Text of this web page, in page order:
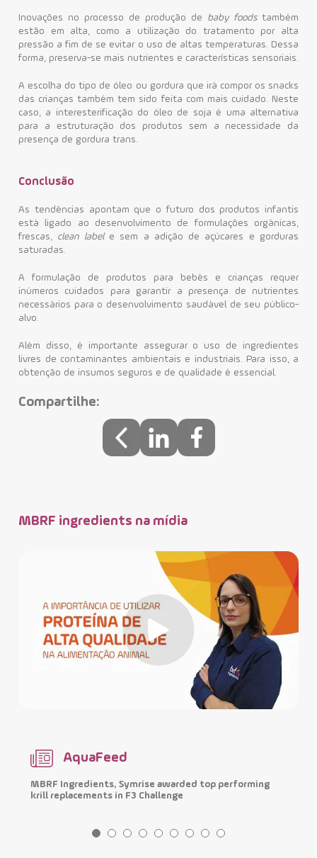
Inovações no processo de produção de baby foodstambém
estão em alta, como a utilização do tratamento por alta
pressão a fim de se evitar o uso de altas temperaturas. Dessa
forma, preserva-se mais nutrientes e características sensoriais.
A escolha do tipo de óleo ou gordura que irá compor os snacks
das crianças também tem sido feita com mais cuidado. Neste
caso, a interesterificação do óleo de soja é uma alternativa
para a estruturação dos produtos sem a necessidade da
presença de gordura trans.
Conclusão
As tendências apontam que o futuro dos produtos infantis
está ligado ao desenvolvimento de formulações orgânicas,
frescas, clean label e sem a adição de açúcares e gorduras
saturadas.
A formulação de produtos para bebês e crianças requer
inúmeros cuidados para garantir a presença de nutrientes
necessários para o desenvolvimento saudável de seu público-
alvo.
Além disso, é importante assegurar o uso de ingredientes
livres de contaminantes ambientais e industriais. Para isso, a
obtenção de insumos seguros e de qualidade é essencial.
Compartilhe:
MBRF ingredients na mídia
AquaFeed
MBRF Ingredients, Symrise awarded top performing
krill replacements in F3 Challenge